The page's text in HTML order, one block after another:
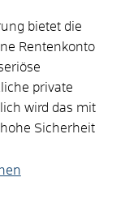
bietet die
Rentenkonto
private
wird das mit
Sicherheit